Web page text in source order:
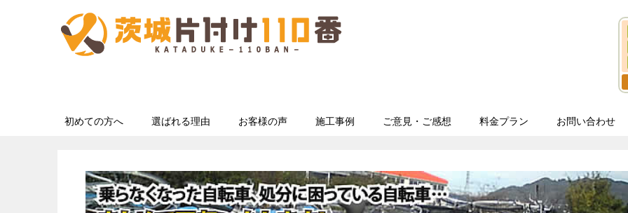
初めての方へ 選ばれる理由 お客様の声 施工事例 ご意見・ご感想 料金プラン お問い合わせ